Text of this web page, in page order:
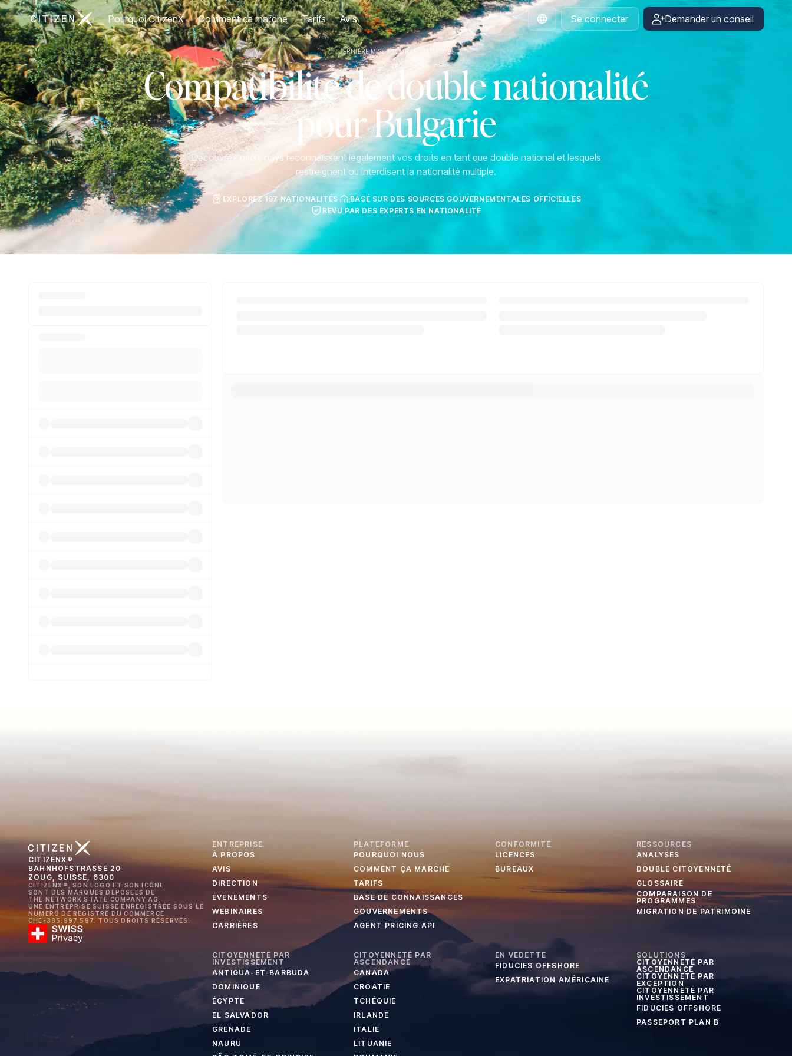
Aller à la page d'accueil de CitizenX
Pourquoi CitizenX Comment ça marche Tarifs Avis
French
Se connecter Demander un conseil
DERNIÈRE MISE À JOUR LE 19 MAI 2026
Compatibilité de double nationalité
pour Bulgarie
Découvrez quels pays reconnaissent légalement vos droits en tant que double national et lesquels
restreignent ou interdisent la nationalité multiple.
EXPLOREZ 197 NATIONALITÉS
BASÉ SUR DES SOURCES GOUVERNEMENTALES OFFICIELLES
REVU PAR DES EXPERTS EN NATIONALITÉ
CITIZENX®
BAHNHOFSTRASSE 20
ZOUG, SUISSE, 6300
CITIZENX®, SON LOGO ET SON ICÔNE
SONT DES MARQUES DÉPOSÉES DE
THE NETWORK STATE COMPANY AG,
UNE ENTREPRISE SUISSE ENREGISTRÉE SOUS LE
NUMÉRO DE REGISTRE DU COMMERCE
CHE-385.997.597. TOUS DROITS RÉSERVÉS.
ENTREPRISE
À PROPOS
AVIS
DIRECTION
ÉVÉNEMENTS
WEBINAIRES
CARRIÈRES
PLATEFORME
POURQUOI NOUS
COMMENT ÇA MARCHE
TARIFS
BASE DE CONNAISSANCES
GOUVERNEMENTS
AGENT PRICING API
CONFORMITÉ
LICENCES
BUREAUX
RESSOURCES
ANALYSES
DOUBLE CITOYENNETÉ
GLOSSAIRE
COMPARAISON DE
PROGRAMMES
MIGRATION DE PATRIMOINE
CITOYENNETÉ PAR
INVESTISSEMENT
ANTIGUA-ET-BARBUDA
DOMINIQUE
ÉGYPTE
EL SALVADOR
GRENADE
NAURU
CITOYENNETÉ PAR
ASCENDANCE
CANADA
CROATIE
TCHÉQUIE
IRLANDE
ITALIE
LITUANIE
EN VEDETTE
FIDUCIES OFFSHORE
EXPATRIATION AMÉRICAINE
SOLUTIONS
CITOYENNETÉ PAR
ASCENDANCE
CITOYENNETÉ PAR
EXCEPTION
CITOYENNETÉ PAR
INVESTISSEMENT
FIDUCIES OFFSHORE
PASSEPORT PLAN B